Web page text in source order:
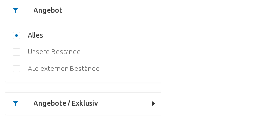
Angebot
Alles
Unsere Bestände
Alle externen Bestände
Angebote / Exklusiv